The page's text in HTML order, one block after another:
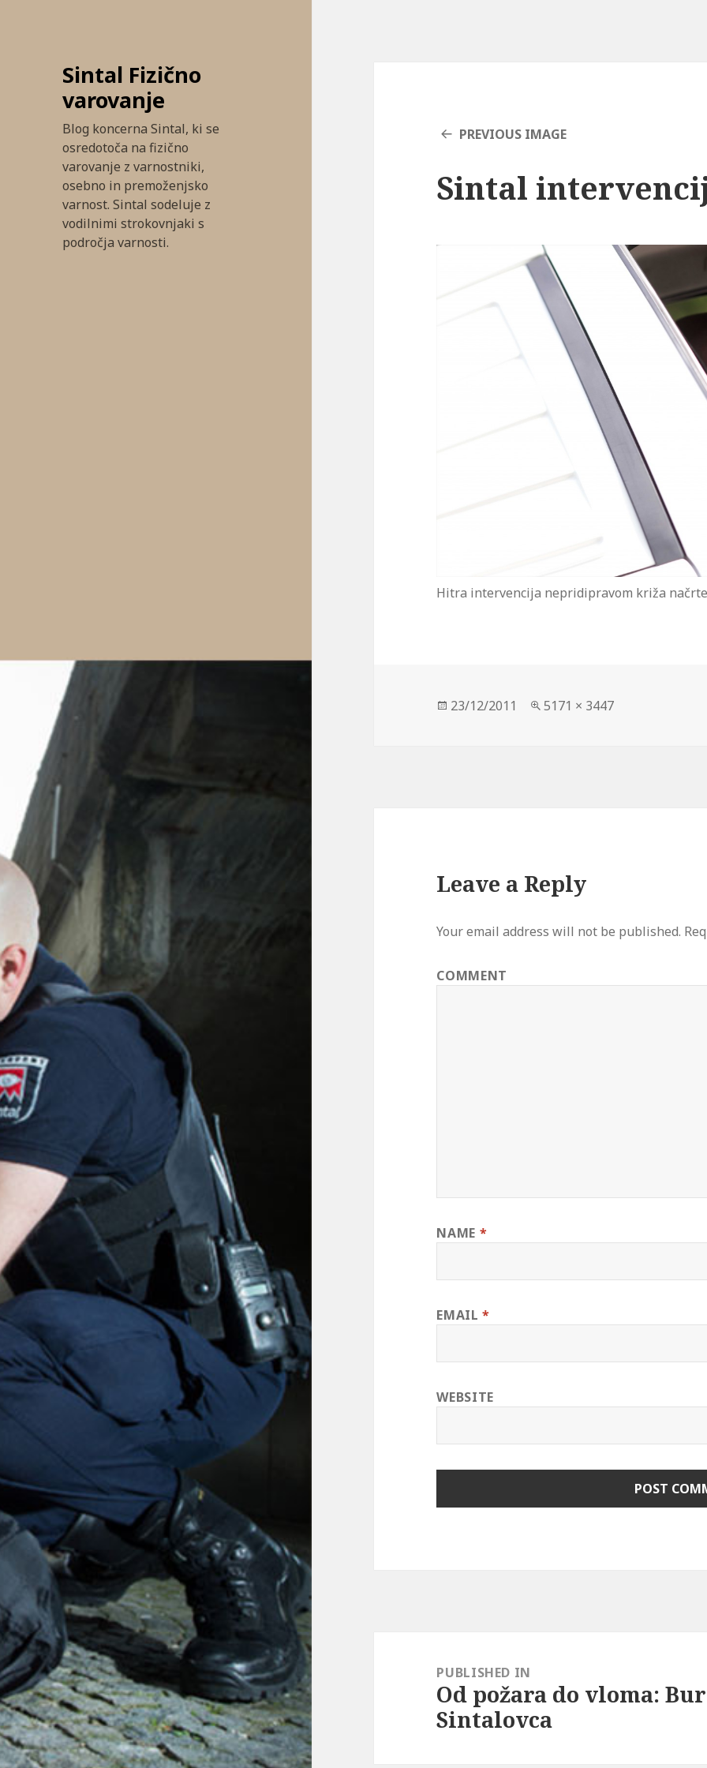
Sintal Fizično
varovanje
Blog koncerna Sintal, ki se
osredotoča na fizično
varovanje z varnostniki,
osebno in premoženjsko
varnost. Sintal sodeluje z
vodilnimi strokovnjaki s
področja varnosti.
PREVIOUS IMAGE
Sintal
Hitra intervencija nepridipravom križa
Posted
23/12/2011
Full
5171 × 3447
Leave a Reply
Your email address will not be published.
COMMENT
NAME *
EMAIL*
WEBSITE
navigationPUBLISHED IN
Od požara do vloma:
Sintalovca